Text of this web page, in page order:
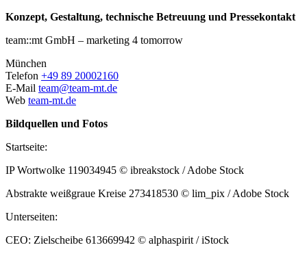
Konzept, Gestaltung, technische Betreuung und Pressekontakt
team::mt GmbH – marketing 4 tomorrow
München
Telefon +49 89 20002160
E-Mail team@team-mt.de
Web team-mt.de
Bildquellen und Fotos
Startseite:
IP Wortwolke 119034945 © ibreakstock / Adobe Stock
Abstrakte weißgraue Kreise 273418530 © lim_pix / Adobe Stock
Unterseiten:
CEO: Zielscheibe 613669942 © alphaspirit / iStock